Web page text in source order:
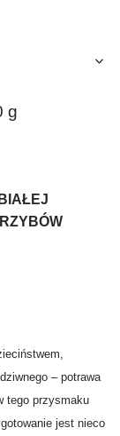
g
– potrawa
tego przysmaku
jest nieco